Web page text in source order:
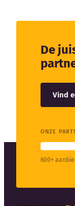
De
Vind
ONZE
600+